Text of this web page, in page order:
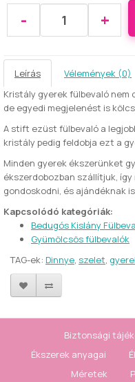
- +
Leírás
Vélemények (0)
Kristály gyerek fülbevaló nem
de egyedi megjelenést is
A stift ezüst fülbevaló a
kristály pedig feldobja ezt a
Minden gyerek ékszerünket
ékszerdobozban szállítjuk,
gondoskodni, és ajándéknak
Kapcsolódó kategóriák:
Bedugós Kislány
Gyümölcsös fülbevalók
TAG-ek: Dinnye, szelet,
Biztonsági
Ékszerek anyagai
Méretek